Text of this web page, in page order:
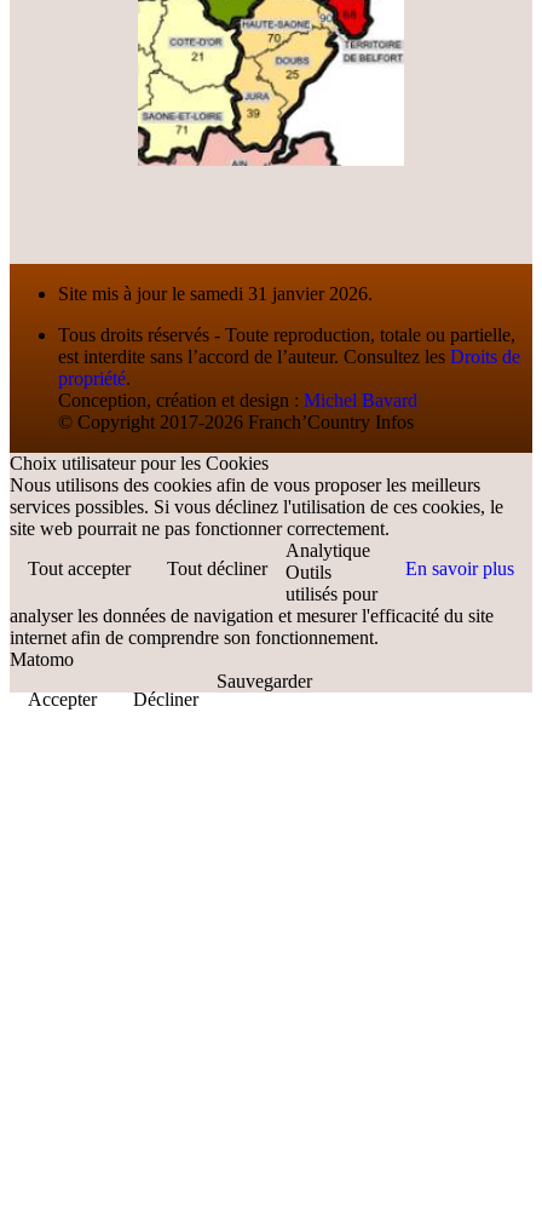
Site mis à jour le samedi 31 janvier 2026.
Tous droits réservés - Toute reproduction, totale ou partielle,
est interdite sans l’accord de l’auteur. Consultez les Droits de
propriété.
Conception, création et design : Michel Bavard
© Copyright 2017-2026 Franch’Country Infos
Choix utilisateur pour les Cookies
Nous utilisons des cookies afin de vous proposer les meilleurs
services possibles. Si vous déclinez l'utilisation de ces cookies, le
site web pourrait ne pas fonctionner correctement.
Tout accepter
Tout décliner En savoir plus
Analytique
Outils
utilisés pour
analyser les données de navigation et mesurer l'efficacité du site
internet afin de comprendre son fonctionnement.
Matomo
Accepter
Décliner
Sauvegarder